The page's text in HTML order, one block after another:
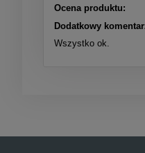
Ocena produktu:
Dodatkowy
Wszystko ok.